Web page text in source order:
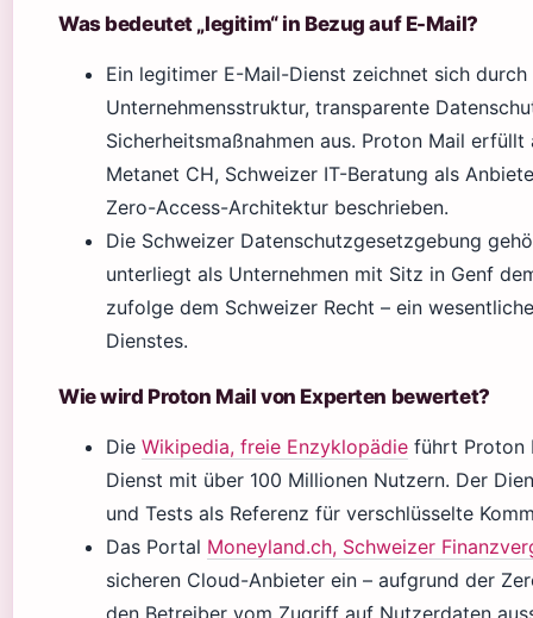
Was bedeutet „legitim“ in Bezug auf E-Mail?
Ein legitimer E-Mail-Dienst zeichnet sich
Unternehmensstruktur, transparente
Sicherheitsmaßnahmen aus. Proton Mail
Metanet CH, Schweizer IT-Beratung als
Zero-Access-Architektur beschrieben.
Die Schweizer Datenschutzgesetzgebung
unterliegt als Unternehmen mit Sitz in Genf
zufolge dem Schweizer Recht – ein
Dienstes.
Wie wird Proton Mail von Experten bewertet?
Die Wikipedia, freie Enzyklopädie führt Proton
Dienst mit über 100 Millionen Nutzern. Der
und Tests als Referenz für verschlüsselte
Das Portal Moneyland.ch, Schweizer
sicheren Cloud-Anbieter ein – aufgrund der